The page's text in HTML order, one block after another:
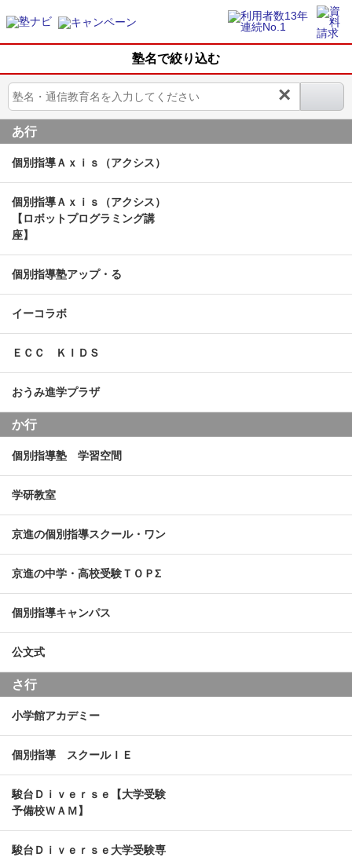
塾名で絞り込む
×
あ行
個別指導Ａｘｉｓ（アクシス）
個別指導Ａｘｉｓ（アクシス）
【ロボットプログラミング講
座】
個別指導塾アップ・る
イーコラボ
ＥＣＣ ＫＩＤＳ
おうみ進学プラザ
か行
個別指導塾 学習空間
学研教室
京進の個別指導スクール・ワン
京進の中学・高校受験ＴＯＰΣ
個別指導キャンパス
公文式
さ行
小学館アカデミー
個別指導 スクールＩＥ
駿台Ｄｉｖｅｒｓｅ【大学受験
予備校ＷＡＭ】
駿台Ｄｉｖｅｒｓｅ大学受験専